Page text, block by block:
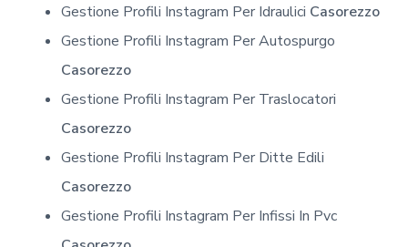
Gestione Profili Instagram Per Idraulici Casorezzo
Gestione Profili Instagram Per Autospurgo
Casorezzo
Gestione Profili Instagram Per Traslocatori
Casorezzo
Gestione Profili Instagram Per Ditte Edili
Casorezzo
Gestione Profili Instagram Per Infissi In Pvc